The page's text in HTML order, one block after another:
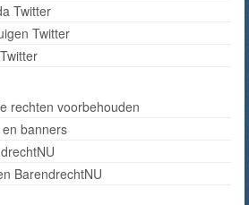
Twitter
Twitter
rechten voorbehouden
banners
BarendrechtNU